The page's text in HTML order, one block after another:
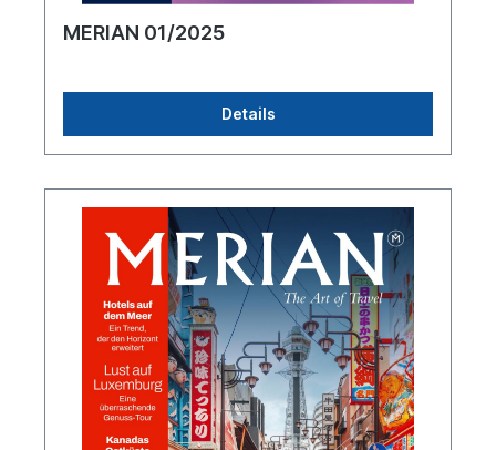
MERIAN 01/2025
Details